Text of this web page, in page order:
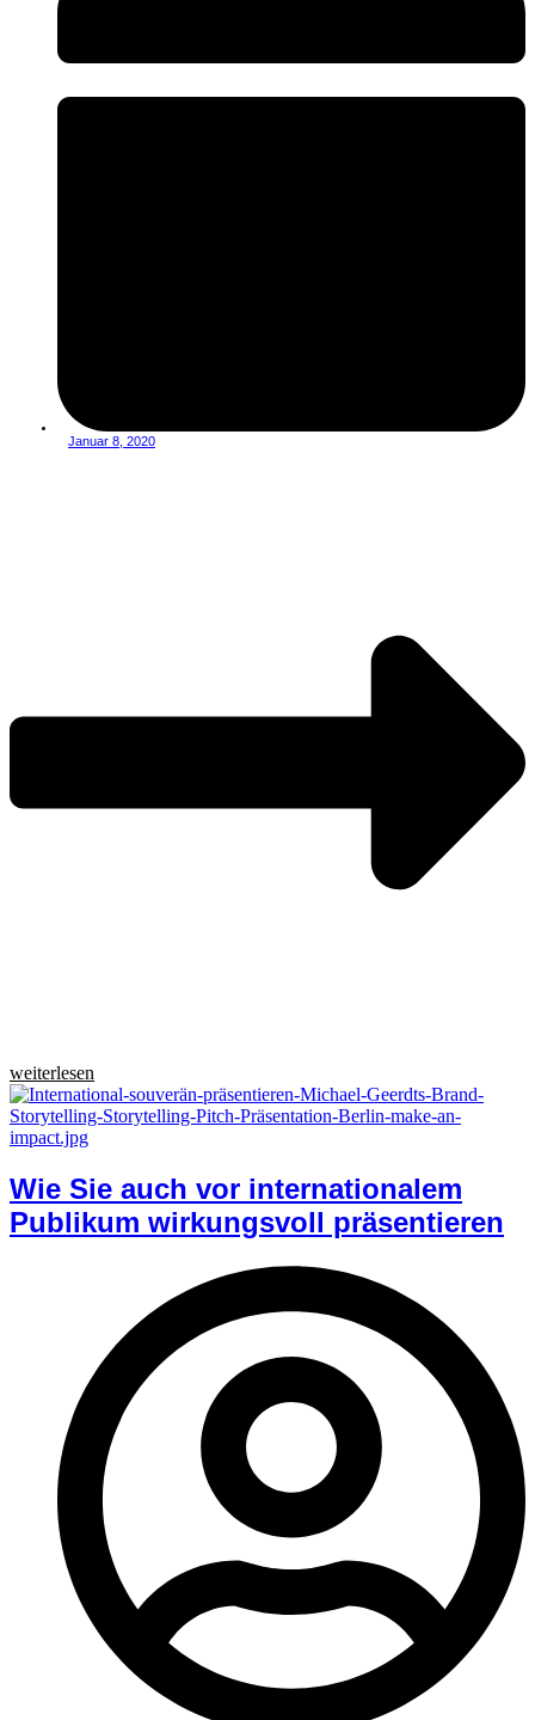
Januar 8, 2020
weiterlesen
Wie Sie auch vor internationalem
Publikum wirkungsvoll präsentieren